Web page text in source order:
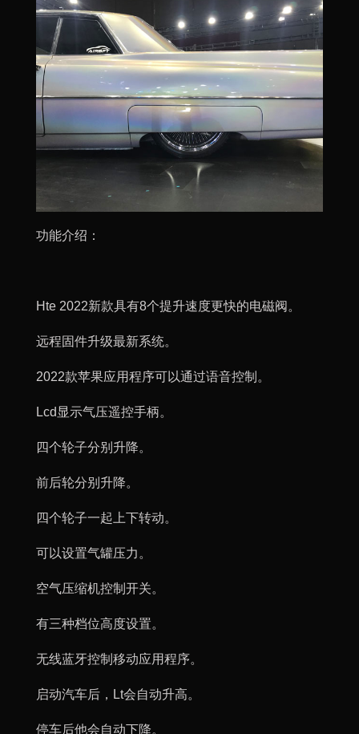
功能介绍：
Hte 2022新款具有8个提升速度更快的电磁阀。
远程固件升级最新系统。
2022款苹果应用程序可以通过语音控制。
Lcd显示气压遥控手柄。
四个轮子分别升降。
前后轮分别升降。
四个轮子一起上下转动。
可以设置气罐压力。
空气压缩机控制开关。
有三种档位高度设置。
无线蓝牙控制移动应用程序。
启动汽车后，Lt会自动升高。
停车后他会自动下降。